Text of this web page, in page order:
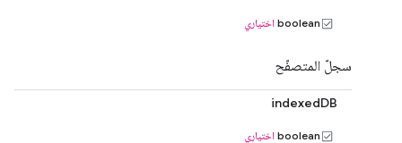
boolean اختياري
سجلّ المتصفّح
indexedDB
boolean اختياري